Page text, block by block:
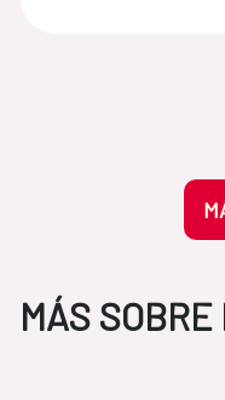
MÁS